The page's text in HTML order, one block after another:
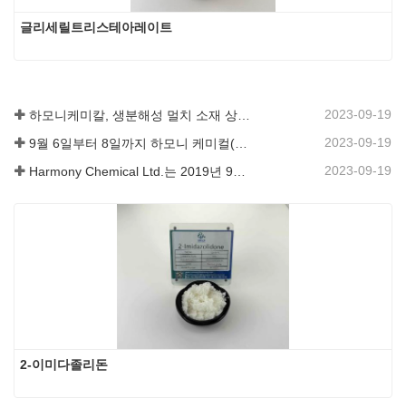
글리세릴트리스테아레이트
2023-09-19
2023-09-19
Harmony Chemical Ltd.는 2019년 9월 16일부터 18일까지 중국 상하이에서 개최된 ICIF China 2019에 참가했습니다. 2023-09-19
2-이미다졸리돈